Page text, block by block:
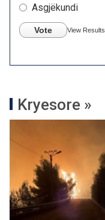
Asgjëkundi
Vote View Results
Kryesore »